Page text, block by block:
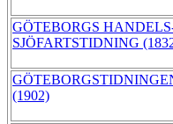
GÖTEBORGS
SJÖFARTSTIDNING
(1902)